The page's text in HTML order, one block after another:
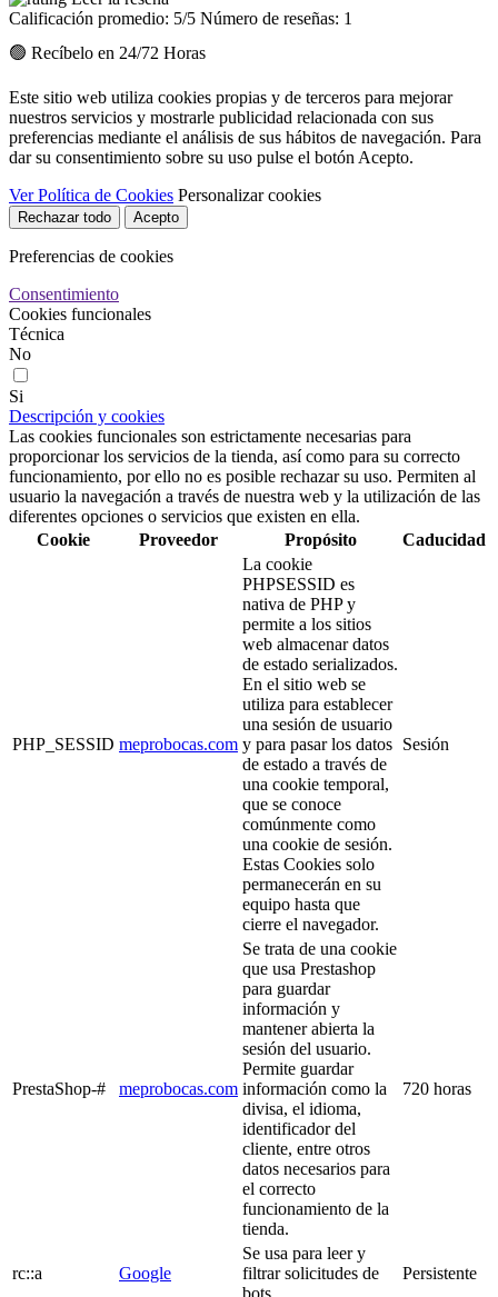
Calificación promedio: 5/5 Número de reseñas: 1
🟢 Recíbelo en 24/72 Horas
Este sitio web utiliza cookies propias y de terceros para mejorar
nuestros servicios y mostrarle publicidad relacionada con sus
preferencias mediante el análisis de sus hábitos de navegación. Para
dar su consentimiento sobre su uso pulse el botón Acepto.
Ver Política de Cookies Personalizar cookies
Rechazar todo Acepto
Preferencias de cookies
Consentimiento
Cookies funcionales
Técnica
No
Si
Descripción y cookies
Las cookies funcionales son estrictamente necesarias para
proporcionar los servicios de la tienda, así como para su correcto
funcionamiento, por ello no es posible rechazar su uso. Permiten al
usuario la navegación a través de nuestra web y la utilización de las
diferentes opciones o servicios que existen en ella.
Cookie
Proveedor Propósito Caducidad
PHP_SESSID meprobocas.com
La cookie
PHPSESSID es
nativa de PHP y
permite a los sitios
web almacenar datos
de estado serializados.
En el sitio web se
utiliza para establecer
una sesión de usuario
y para pasar los datos
de estado a través de
una cookie temporal,
que se conoce
comúnmente como
una cookie de sesión.
Estas Cookies solo
permanecerán en su
equipo hasta que
cierre el navegador.
Sesión
PrestaShop-# meprobocas.com
Se trata de una cookie
que usa Prestashop
para guardar
información y
mantener abierta la
sesión del usuario.
Permite guardar
información como la
divisa, el idioma,
identificador del
cliente, entre otros
datos necesarios para
el correcto
funcionamiento de la
tienda.
720 horas
rc::a Google
Se usa para leer y
filtrar solicitudes de
Persistente